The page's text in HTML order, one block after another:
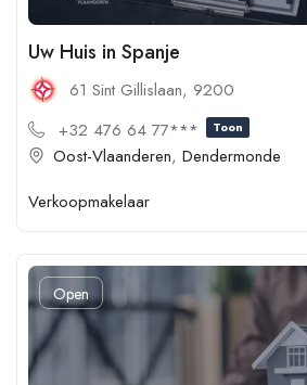
Uw Huis in Spanje
61 Sint Gillislaan, 9200
+32 476 64 77***
Toon
Oost-Vlaanderen, Dendermonde
Verkoopmakelaar
Open